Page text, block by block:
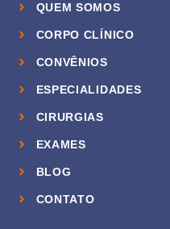
QUEM SOMOS
CORPO CLÍNICO
CONVÊNIOS
ESPECIALIDADES
CIRURGIAS
EXAMES
BLOG
CONTATO